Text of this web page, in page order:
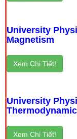
University
Magnetism
Xem Chi Tiết!
University
Xem Chi Tiết!